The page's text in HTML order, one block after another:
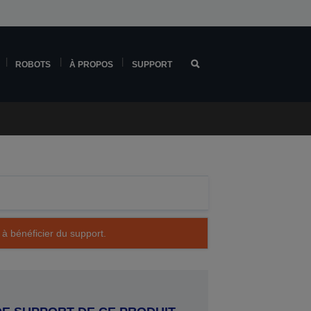
ROBOTS À PROPOS SUPPORT
bénéficier du support.